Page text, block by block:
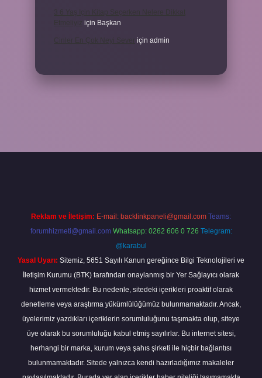
için Başkan
Cinler En Çok Neyi Sever için admin
Reklam ve İletişim: E-mail: backlinkpaneli@gmail.com Teams:
forumhizmeti@gmail.com Whatsapp: 0262 606 0 726 Telegram:
@karabul
Yasal Uyarı: Sitemiz, 5651 Sayılı Kanun gereğince Bilgi Teknolojileri ve
İletişim Kurumu (BTK) tarafından onaylanmış bir Yer Sağlayıcı olarak
hizmet vermektedir. Bu nedenle, sitedeki içerikleri proaktif olarak
denetleme veya araştırma yükümlülüğümüz bulunmamaktadır. Ancak,
üyelerimiz yazdıkları içeriklerin sorumluluğunu taşımakta olup, siteye
üye olarak bu sorumluluğu kabul etmiş sayılırlar. Bu internet sitesi,
herhangi bir marka, kurum veya şahıs şirketi ile hiçbir bağlantısı
bulunmamaktadır. Sitede yalnızca kendi hazırladığımız makaleler